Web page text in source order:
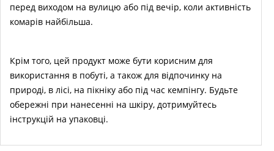
перед виходом на вулицю або під вечір, коли активність
комарів найбільша.
Крім того, цей продукт може бути корисним для
використання в побуті, а також для відпочинку на
природі, в лісі, на пікніку або під час кемпінгу. Будьте
обережні при нанесенні на шкіру, дотримуйтесь
інструкцій на упаковці.